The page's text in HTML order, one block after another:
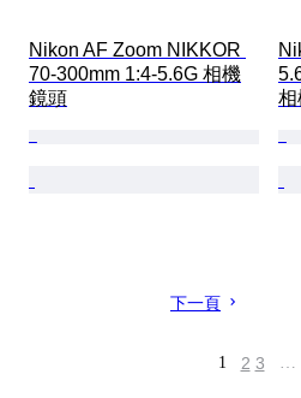
Nikon AF Zoom NIKKOR
70-300mm 1:4-5.6G 相機
鏡頭
相
下一頁
1 2 3 …